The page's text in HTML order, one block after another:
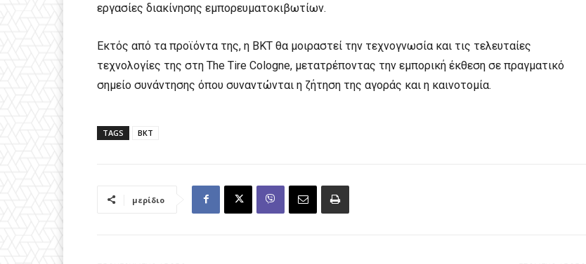
εργασίες διακίνησης εμπορευματοκιβωτίων.
Εκτός από τα προϊόντα της, η BKT θα μοιραστεί την τεχνογνωσία και τις τελευταίες
τεχνολογίες της στη The Tire Cologne, μετατρέποντας την εμπορική έκθεση σε πραγματικό
σημείο συνάντησης όπου συναντώνται η ζήτηση της αγοράς και η καινοτομία.
TAGS BKT
μερίδιο